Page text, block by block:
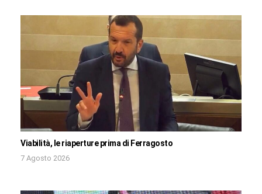
Viabilità, le riaperture prima di Ferragosto
7 Agosto 2026